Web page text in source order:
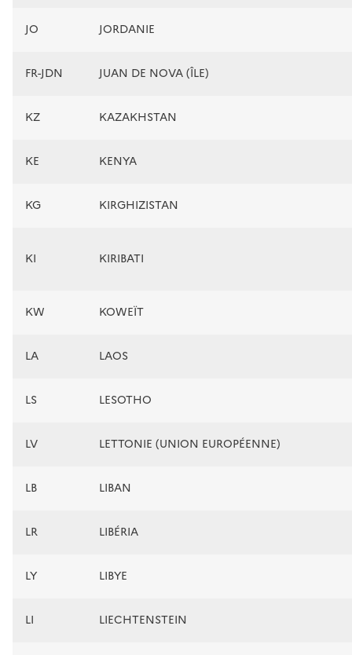
JO JORDANIE
FR-JDN JUAN DE NOVA (ÎLE)
KZ KAZAKHSTAN
KE KENYA
KG KIRGHIZISTAN
KI KIRIBATI
KW KOWEÏT
LA LAOS
LS LESOTHO
LV LETTONIE (UNION EUROPÉENNE)
LB LIBAN
LR LIBÉRIA
LY LIBYE
LI LIECHTENSTEIN